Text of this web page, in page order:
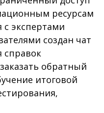
ресурсам
экспертами
создан чат
справок
обратный
итоговой